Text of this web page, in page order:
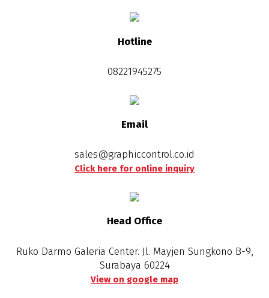
Hotline
08221945275
Email
sales@graphiccontrol.co.id
Click here for online inquiry
Head Office
Ruko Darmo Galeria Center. Jl. Mayjen Sungkono B-9,
Surabaya 60224
View on google map